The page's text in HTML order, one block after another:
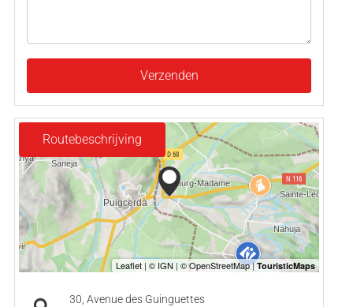
Verzenden
Routebeschrijving
30, Avenue des Guinguettes